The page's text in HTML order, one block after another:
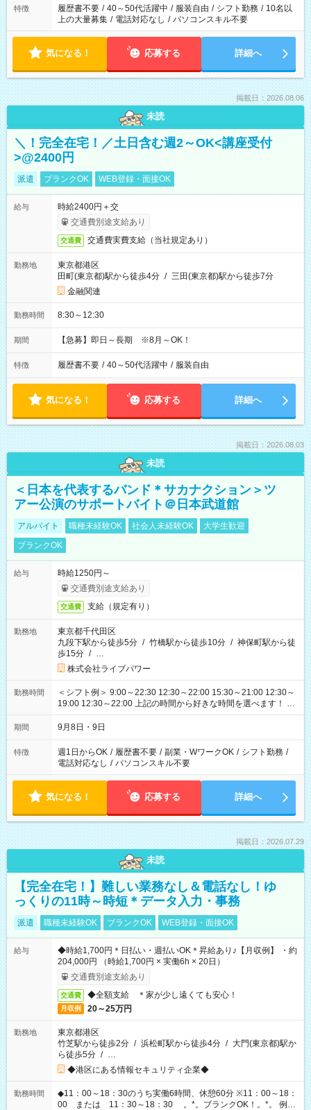
特徴 履歴書不要 / 40～50代活躍中 / 服装自由 / シフト勤務 / 10名以
上の大量募集 / 電話対応なし / パソコンスキル不要
気になる！ 応募する 詳細へ
掲載日：2026.08.06
未読
＼！完全在宅！／土日含む週2～OK<講座受付
>@2400円
派遣 ブランクOK WEB登録・面接OK
給与
時給2400円＋交
交通費別途支給あり
交通費 交通費実費支給（当社規定あり）
勤務地
東京都港区
田町(東京都)駅から徒歩4分 / 三田(東京都)駅から徒歩7分
金融関連
勤務時間 8:30～12:30
期間 【急募】即日～長期 ※8月～OK！
特徴 履歴書不要 / 40～50代活躍中 / 服装自由
気になる！ 応募する 詳細へ
掲載日：2026.08.03
未読
＜日本を代表するバンド＊サカナクション＞ツ
アー公演のサポートバイト＠日本武道館
アルバイト 職種未経験OK 社会人未経験OK
大学生歓迎
ブランクOK
給与
時給1250円～
交通費別途支給あり
交通費 支給（規定有り）
勤務地
東京都千代田区
九段下駅から徒歩5分 / 竹橋駅から徒歩10分 / 神保町駅から徒
歩15分 / …
株式会社ライブパワー
勤務時間
＜シフト例＞ 9:00～22:30 12:30～22:00 15:30～21:00 12:30～
19:00 12:30～22:00 上記の時間から好きな時間を選べます！ ※
時間は変更となる可能性があります
期間 9月8日・9日
特徴 週1日からOK / 履歴書不要 / 副業・WワークOK / シフト勤務 /
電話対応なし / パソコンスキル不要
気になる！ 応募する 詳細へ
掲載日：2026.07.29
未読
【完全在宅！】難しい業務なし＆電話なし！ゆ
っくりの11時～時短＊データ入力・事務
派遣 職種未経験OK ブランクOK WEB登録・面接OK
給与
◆時給1,700円＊日払い・週払いOK＊昇給あり♪【月収例】 ・約
204,000円 （時給1,700円 × 実働6h × 20日）
交通費別途支給あり
交通費 ◆全額支給 ＊家が少し遠くても安心！
月収例 20～25万円
勤務地
東京都港区
竹芝駅から徒歩2分 / 浜松町駅から徒歩4分 / 大門(東京都)駅か
ら徒歩5分 / …
◆港区にある情報セキュリティ企業◆
勤務時間
◆11：00～18：30のうち実働6時間、休憩60分 ※11：00～18：
00 または 11：30～18：30 。*。ブランクOK！。*。 例え